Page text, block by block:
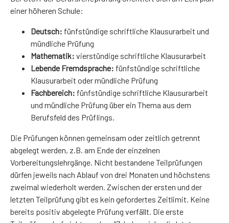
einer höheren Schule:
Deutsch: fünfstündige schriftliche Klausurarbeit und
mündliche Prüfung
Mathematik: vierstündige schriftliche Klausurarbeit
Lebende Fremdsprache: fünfstündige schriftliche
Klausurarbeit oder mündliche Prüfung
Fachbereich: fünfstündige schriftliche Klausurarbeit
und mündliche Prüfung über ein Thema aus dem
Berufsfeld des Prüflings.
Die Prüfungen können gemeinsam oder zeitlich getrennt
abgelegt werden, z.B. am Ende der einzelnen
Vorbereitungslehrgänge. Nicht bestandene Teilprüfungen
dürfen jeweils nach Ablauf von drei Monaten und höchstens
zweimal wiederholt werden. Zwischen der ersten und der
letzten Teilprüfung gibt es kein gefordertes Zeitlimit. Keine
bereits positiv abgelegte Prüfung verfällt. Die erste